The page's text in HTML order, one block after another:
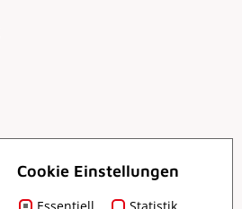
Cookie Einstellungen